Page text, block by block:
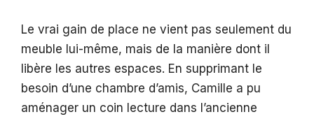
Le vrai gain de place ne vient pas seulement du
meuble lui-même, mais de la manière dont il
libère les autres espaces. En supprimant le
besoin d’une chambre d’amis, Camille a pu
aménager un coin lecture dans l’ancienne